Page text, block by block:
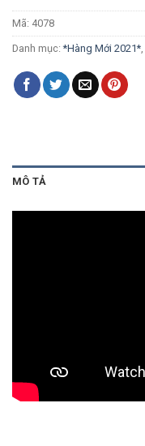
Mã: 4078
Danh mục:*Hàng Mới 2021*
MÔ TẢ